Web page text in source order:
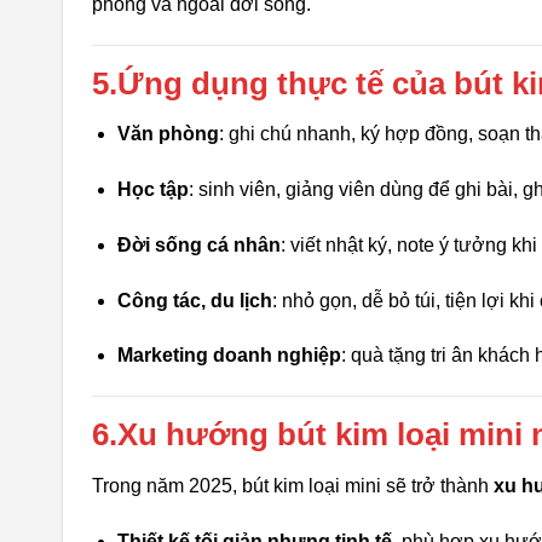
5.Ứng dụng thực tế của bút
Văn phòng: ghi chú nhanh, ký hợp đồng, soạn
Học tập: sinh viên, giảng viên dùng để ghi bài,
Đời sống cá nhân: viết nhật ký, note ý tưởng
Công tác, du lịch: nhỏ gọn, dễ bỏ túi, tiện lợi
Marketing doanh nghiệp: quà tặng tri ân khách
6.Xu hướng bút kim loại mini
Trong năm 2025, bút kim loại mini sẽ trở thành xu